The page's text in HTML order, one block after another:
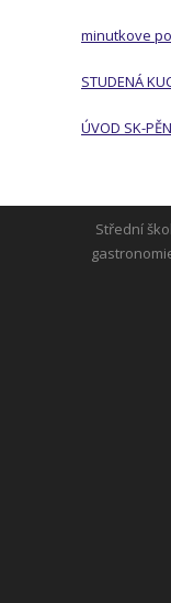
minutkove
STUDENÁ
ÚVOD SK-
Střední